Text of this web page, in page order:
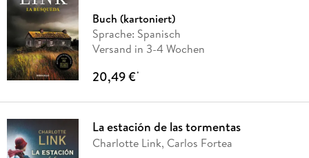
Buch (kartoniert)
Sprache: Spanisch
Versand in 3-4 Wochen
20,49 €*
La estación de las tormentas
Charlotte Link, Carlos Fortea